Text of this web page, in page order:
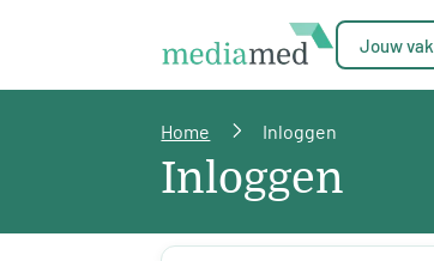
Jouw
Home Inloggen
Inloggen